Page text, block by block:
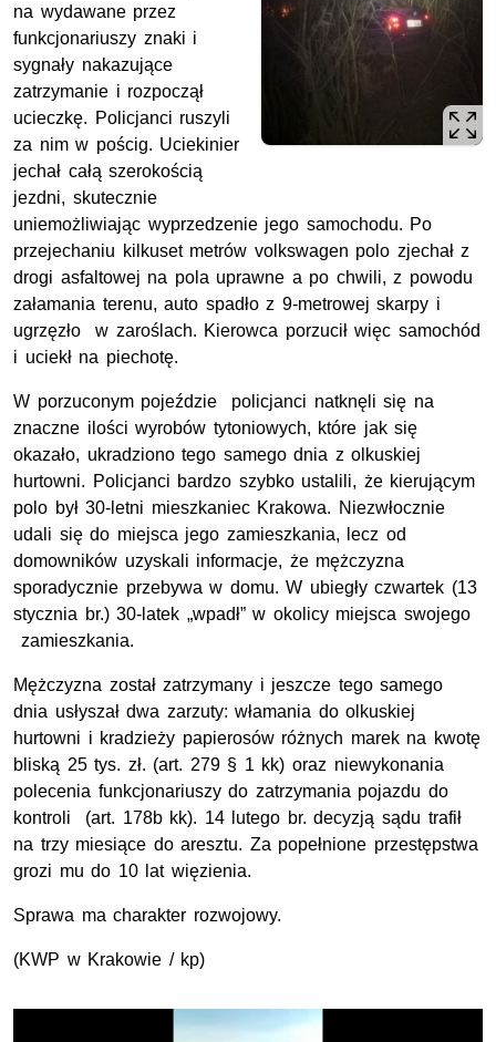
na wydawane przez
funkcjonariuszy znaki i
sygnały nakazujące
zatrzymanie i rozpoczął
ucieczkę. Policjanci ruszyli
za nim w pościg. Uciekinier
jechał całą szerokością
jezdni, skutecznie
uniemożliwiając wyprzedzenie jego samochodu. Po
przejechaniu kilkuset metrów volkswagen polo zjechał z
drogi asfaltowej na pola uprawne a po chwili, z powodu
załamania terenu, auto spadło z 9-metrowej skarpy i
ugrzęzło w zaroślach. Kierowca porzucił więc samochód
i uciekł na piechotę.
W porzuconym pojeździe policjanci natknęli się na
znaczne ilości wyrobów tytoniowych, które jak się
okazało, ukradziono tego samego dnia z olkuskiej
hurtowni. Policjanci bardzo szybko ustalili, że kierującym
polo był 30-letni mieszkaniec Krakowa. Niezwłocznie
udali się do miejsca jego zamieszkania, lecz od
domowników uzyskali informacje, że mężczyzna
sporadycznie przebywa w domu. W ubiegły czwartek (13
stycznia br.) 30-latek „wpadł” w okolicy miejsca swojego
zamieszkania.
Mężczyzna został zatrzymany i jeszcze tego samego
dnia usłyszał dwa zarzuty: włamania do olkuskiej
hurtowni i kradzieży papierosów różnych marek na kwotę
bliską 25 tys. zł. (art. 279 § 1 kk) oraz niewykonania
polecenia funkcjonariuszy do zatrzymania pojazdu do
kontroli (art. 178b kk). 14 lutego br. decyzją sądu trafił
na trzy miesiące do aresztu. Za popełnione przestępstwa
grozi mu do 10 lat więzienia.
Sprawa ma charakter rozwojowy.
(KWP w Krakowie / kp)